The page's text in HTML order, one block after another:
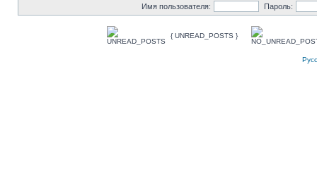
Имя пользователя: Пароль:
{ UNREAD_POSTS }